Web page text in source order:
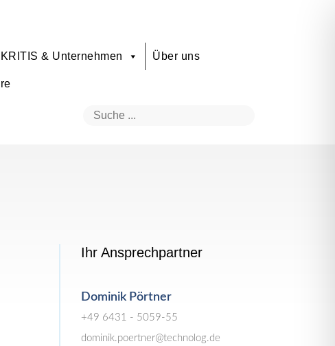
KRITIS & Unternehmen Über uns
Ihr Ansprechpartner
Dominik Pörtner
+49 6431 - 5059-55
dominik.poertner@technolog.de